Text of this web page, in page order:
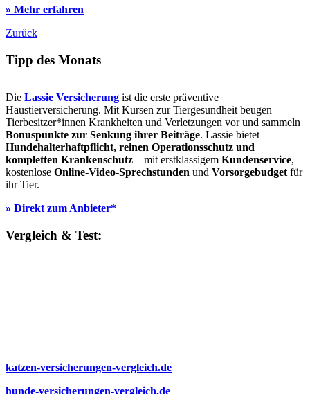
» Mehr erfahren
Zurück
Tipp des Monats
Die Lassie Versicherung ist die erste präventive
Haustierversicherung. Mit Kursen zur Tiergesundheit beugen
Tierbesitzer*innen Krankheiten und Verletzungen vor und sammeln
Bonuspunkte zur Senkung ihrer Beiträge. Lassie bietet
Hundehalterhaftpflicht, reinen Operationsschutz und
kompletten Krankenschutz – mit erstklassigem Kundenservice,
kostenlose Online-Video-Sprechstunden und Vorsorgebudgetfür
ihr Tier.
» Direkt zum Anbieter*
Vergleich & Test:
katzen-versicherungen-vergleich.de
hunde-versicherungen-vergleich.de